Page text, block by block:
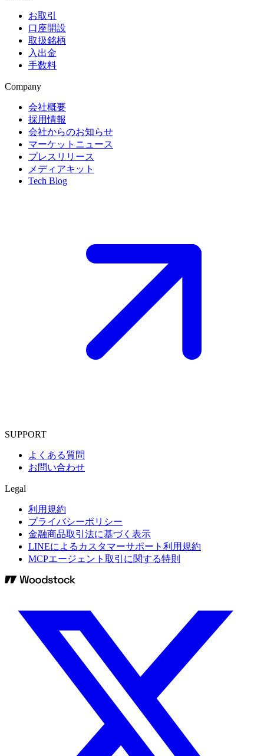
お取引
口座開設
取扱銘柄
入出金
手数料
Company
会社概要
採用情報
会社からのお知らせ
マーケットニュース
プレスリリース
メディアキット
Tech Blog
SUPPORT
よくある質問
お問い合わせ
Legal
利用規約
プライバシーポリシー
金融商品取引法に基づく表示
LINEによるカスタマーサポート利用規約
MCPエージェント取引に関する特則